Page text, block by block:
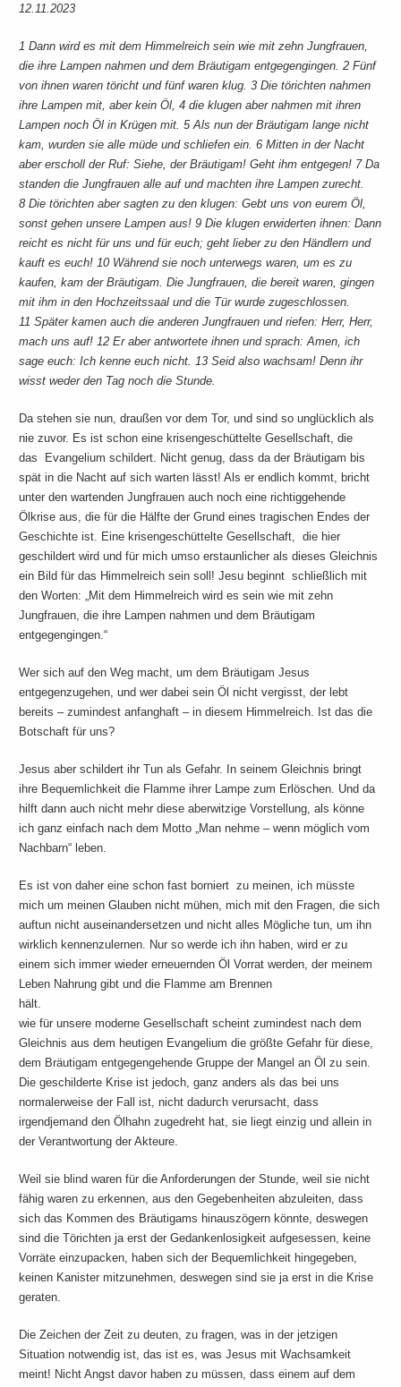
12.11.2023
1 Dann wird es mit dem Himmelreich sein wie mit zehn Jungfrauen,
die ihre Lampen nahmen und dem Bräutigam entgegengingen. 2 Fünf
von ihnen waren töricht und fünf waren klug. 3 Die törichten nahmen
ihre Lampen mit, aber kein Öl, 4 die klugen aber nahmen mit ihren
Lampen noch Öl in Krügen mit. 5 Als nun der Bräutigam lange nicht
kam, wurden sie alle müde und schliefen ein. 6 Mitten in der Nacht
aber erscholl der Ruf: Siehe, der Bräutigam! Geht ihm entgegen! 7 Da
standen die Jungfrauen alle auf und machten ihre Lampen zurecht.
8 Die törichten aber sagten zu den klugen: Gebt uns von eurem Öl,
sonst gehen unsere Lampen aus! 9 Die klugen erwiderten ihnen: Dann
reicht es nicht für uns und für euch; geht lieber zu den Händlern und
kauft es euch! 10 Während sie noch unterwegs waren, um es zu
kaufen, kam der Bräutigam. Die Jungfrauen, die bereit waren, gingen
mit ihm in den Hochzeitssaal und die Tür wurde zugeschlossen.
11 Später kamen auch die anderen Jungfrauen und riefen: Herr, Herr,
mach uns auf! 12 Er aber antwortete ihnen und sprach: Amen, ich
sage euch: Ich kenne euch nicht. 13 Seid also wachsam! Denn ihr
wisst weder den Tag noch die Stunde.
Da stehen sie nun, draußen vor dem Tor, und sind so unglücklich als
nie zuvor. Es ist schon eine krisengeschüttelte Gesellschaft, die
das Evangelium schildert. Nicht genug, dass da der Bräutigam bis
spät in die Nacht auf sich warten lässt! Als er endlich kommt, bricht
unter den wartenden Jungfrauen auch noch eine richtiggehende
Ölkrise aus, die für die Hälfte der Grund eines tragischen Endes der
Geschichte ist. Eine krisengeschüttelte Gesellschaft, die hier
geschildert wird und für mich umso erstaunlicher als dieses Gleichnis
ein Bild für das Himmelreich sein soll! Jesu beginnt schließlich mit
den Worten: „Mit dem Himmelreich wird es sein wie mit zehn
Jungfrauen, die ihre Lampen nahmen und dem Bräutigam
Wer sich auf den Weg macht, um dem Bräutigam Jesus
entgegenzugehen, und wer dabei sein Öl nicht vergisst, der lebt
bereits – zumindest anfanghaft – in diesem Himmelreich. Ist das die
Botschaft für uns?
Jesus aber schildert ihr Tun als Gefahr. In seinem Gleichnis bringt
ihre Bequemlichkeit die Flamme ihrer Lampe zum Erlöschen. Und da
hilft dann auch nicht mehr diese aberwitzige Vorstellung, als könne
ich ganz einfach nach dem Motto „Man nehme – wenn möglich vom
Nachbarn“ leben.
Es ist von daher eine schon fast borniert zu meinen, ich müsste
mich um meinen Glauben nicht mühen, mich mit den Fragen, die sich
auftun nicht auseinandersetzen und nicht alles Mögliche tun, um ihn
wirklich kennenzulernen. Nur so werde ich ihn haben, wird er zu
einem sich immer wieder erneuernden Öl Vorrat werden, der meinem
Leben Nahrung gibt und die Flamme am Brennen
hält.
wie für unsere moderne Gesellschaft scheint zumindest nach dem
Gleichnis aus dem heutigen Evangelium die größte Gefahr für diese,
dem Bräutigam entgegengehende Gruppe der Mangel an Öl zu sein.
Die geschilderte Krise ist jedoch, ganz anders als das bei uns
normalerweise der Fall ist, nicht dadurch verursacht, dass
irgendjemand den Ölhahn zugedreht hat, sie liegt einzig und allein in
der Verantwortung der Akteure.
Weil sie blind waren für die Anforderungen der Stunde, weil sie nicht
fähig waren zu erkennen, aus den Gegebenheiten abzuleiten, dass
sich das Kommen des Bräutigams hinauszögern könnte, deswegen
sind die Törichten ja erst der Gedankenlosigkeit aufgesessen, keine
Vorräte einzupacken, haben sich der Bequemlichkeit hingegeben,
keinen Kanister mitzunehmen, deswegen sind sie ja erst in die Krise
geraten.
Die Zeichen der Zeit zu deuten, zu fragen, was in der jetzigen
Situation notwendig ist, das ist es, was Jesus mit Wachsamkeit
meint! Nicht Angst davor haben zu müssen, dass einem auf dem